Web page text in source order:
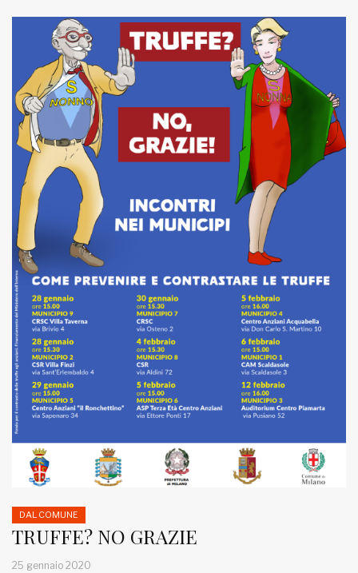
DAL COMUNE
TRUFFE? NO GRAZIE
25 gennaio 2020